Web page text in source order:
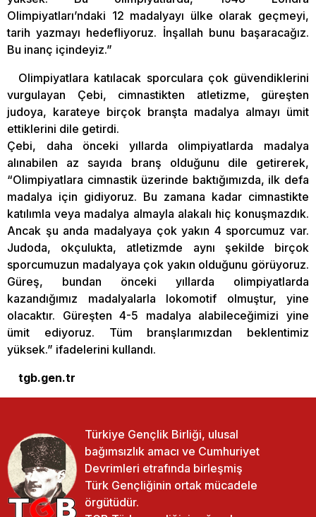
Olimpiyatları’ndaki 12 madalyayı ülke olarak geçmeyi,
tarih yazmayı hedefliyoruz. İnşallah bunu başaracağız.
Bu inanç içindeyiz.”
Olimpiyatlara katılacak sporculara çok güvendiklerini
vurgulayan Çebi, cimnastikten atletizme, güreşten
judoya, karateye birçok branşta madalya almayı ümit
ettiklerini dile getirdi.
Çebi, daha önceki yıllarda olimpiyatlarda madalya
alınabilen az sayıda branş olduğunu dile getirerek,
“Olimpiyatlara cimnastik üzerinde baktığımızda, ilk defa
madalya için gidiyoruz. Bu zamana kadar cimnastikte
katılımla veya madalya almayla alakalı hiç konuşmazdık.
Ancak şu anda madalyaya çok yakın 4 sporcumuz var.
Judoda, okçulukta, atletizmde aynı şekilde birçok
sporcumuzun madalyaya çok yakın olduğunu görüyoruz.
Güreş, bundan önceki yıllarda olimpiyatlarda
kazandığımız madalyalarla lokomotif olmuştur, yine
olacaktır. Güreşten 4-5 madalya alabileceğimizi yine
ümit ediyoruz. Tüm branşlarımızdan beklentimiz
yüksek.” ifadelerini kullandı.
tgb.gen.tr
Türkiye Gençlik Birliği, ulusal
bağımsızlık amacı ve Cumhuriyet
Devrimleri etrafında birleşmiş
Türk Gençliğinin ortak mücadele
örgütüdür.